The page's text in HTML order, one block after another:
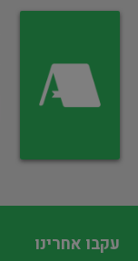
עקבו אחרינו